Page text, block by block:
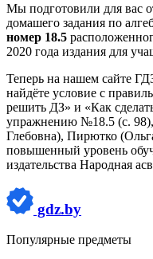
Мы подготовили для вас
домашего задания по
номер 18.5
2020 года издания для
Теперь на нашем сайте
найдёте условие с
решить ДЗ» и «Как
упражнению №18.5 (с.
Глебовна), Пирютко
повышенный уровень
издательства Народная
gdz.by
Популярные предметы